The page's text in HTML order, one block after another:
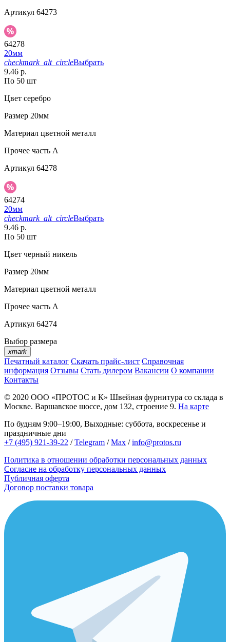
Артикул 64273
64278
20мм
checkmark_alt_circleВыбрать
9.46 р.
По 50 шт
Цвет серебро
Размер 20мм
Материал цветной металл
Прочее часть A
Артикул 64278
64274
20мм
checkmark_alt_circleВыбрать
9.46 р.
По 50 шт
Цвет черный никель
Размер 20мм
Материал цветной металл
Прочее часть A
Артикул 64274
Выбор размера
xmark
Печатный каталог Скачать прайс-лист Справочная
информация Отзывы Стать дилером Вакансии О компании
Контакты
© 2020 ООО «ПРОТОС и К» Швейная фурнитура со склада в
Москве. Варшавское шоссе, дом 132, строение 9. На карте
По будням 9:00–19:00, Выходные: суббота, воскресенье и
праздничные дни
+7 (495) 921-39-22 /Telegram /Max /info@protos.ru
Политика в отношении обработки персональных данных
Согласие на обработку персональных данных
Публичная оферта
Договор поставки товара